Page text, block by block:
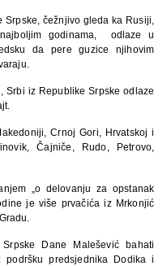
čežnjivo gleda ka Rusiji,
godinama, odlaze u
da pere guzice njihovim
Srbi iz Republike Srpske odlaze
Crnoj Gori, Hrvatskoj i
Čajniče, Rudo, Petrovo,
„o delovanju za opstanak
je više prvačića iz Mrkonjić
Dane Malešević bahati
predsjednika Dodika i